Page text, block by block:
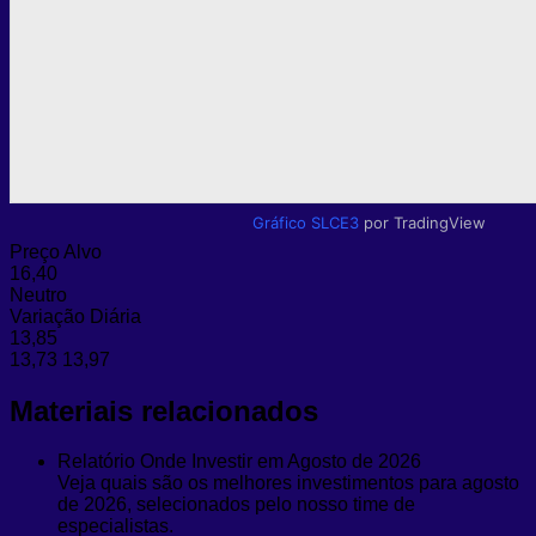
Gráfico SLCE3 por TradingView
Preço Alvo
16,40
Neutro
Variação Diária
13,85
13,73 13,97
Materiais relacionados
Relatório Onde Investir em Agosto de 2026
Veja quais são os melhores investimentos para agosto
de 2026, selecionados pelo nosso time de
especialistas.